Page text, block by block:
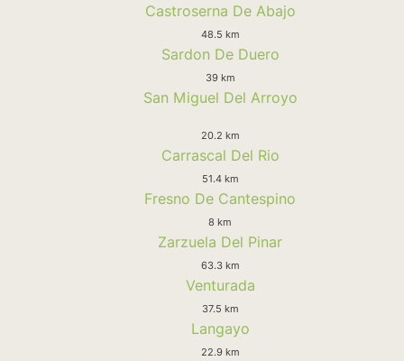
Castroserna De Abajo
48.5 km
Sardon De Duero
39 km
San Miguel Del Arroyo
20.2 km
Carrascal Del Rio
51.4 km
Fresno De Cantespino
8 km
Zarzuela Del Pinar
63.3 km
Venturada
37.5 km
Langayo
22.9 km